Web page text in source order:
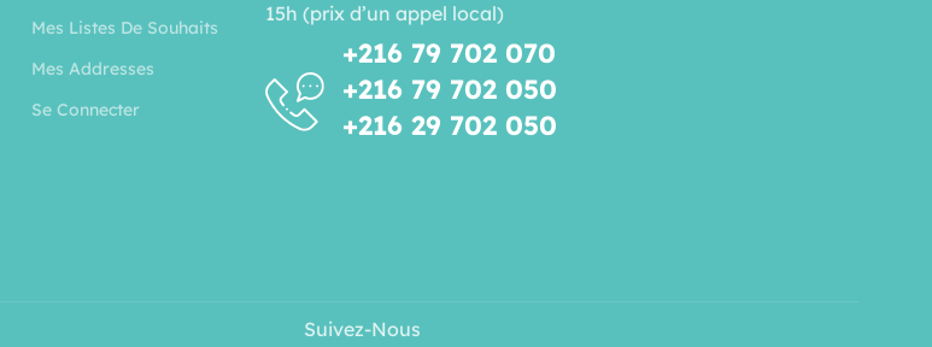
Mes Listes De Souhaits
Mes Addresses
Se Connecter
15h (prix d’un appel local)
+216 79 702 070
+216 79 702 050
+216 29 702 050
Suivez-Nous